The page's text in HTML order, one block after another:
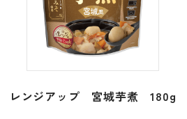
レンジアップ 宮城芋煮 180g